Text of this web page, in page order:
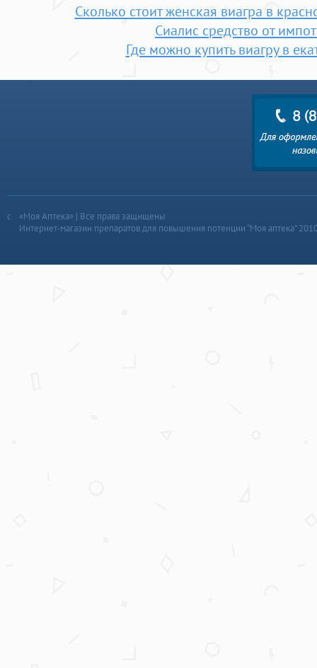
Сколько стоит женская виагра в
Сиалис средство от
Где можно купить виагру в
«Моя Аптека» | Все права защищены
Интернет-магазин препаратов для повышения потенции “Моя аптека”